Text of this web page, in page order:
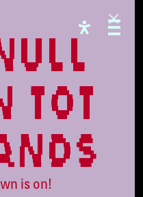
tot
is on!
toe voor bij sporten als
de klachten